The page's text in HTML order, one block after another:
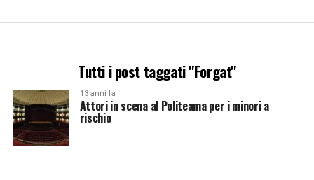
Tutti i post taggati "Forgat"
13 anni fa
Attori in scena al Politeama per i minori a
rischio